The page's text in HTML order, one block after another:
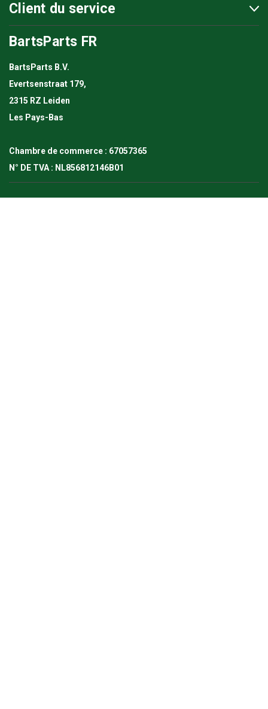
Client du service
BartsParts FR
BartsParts B.V.
Evertsenstraat 179,
2315 RZ Leiden
Les Pays-Bas
Chambre de commerce : 67057365
N° DE TVA : NL856812146B01